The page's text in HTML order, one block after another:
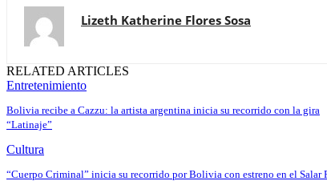
Lizeth Katherine Flores Sosa
RELATED ARTICLES
Entretenimiento
Bolivia recibe a Cazzu: la artista argentina inicia su recorrido con la gira
“Latinaje”
Cultura
“Cuerpo Criminal” inicia su recorrido por Bolivia con estreno en el Salar